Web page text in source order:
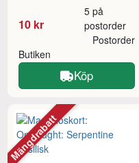
10 kr
5 på
postorder
Butiken
Postorder
Köp
Mängdrabatt